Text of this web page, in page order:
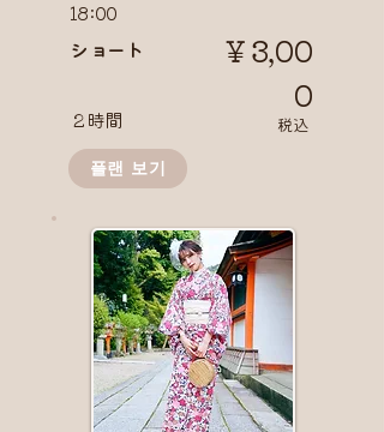
18:00
​ショート
２時間
￥3,00
0
​税込
플랜 보기